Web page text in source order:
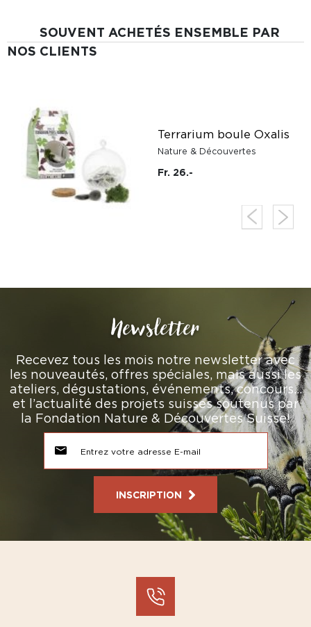
SOUVENT ACHETÉS ENSEMBLE PAR
NOS CLIENTS
Terrarium boule Oxalis
Nature & Découvertes
Fr. 26.-
Newsletter
Recevez tous les mois notre newsletter avec
les nouveautés, offres spéciales, mais aussi les
ateliers, dégustations, événements, concours…
et l’actualité des projets suisses soutenus par
la Fondation Nature & Découvertes Suisse!
INSCRIPTION